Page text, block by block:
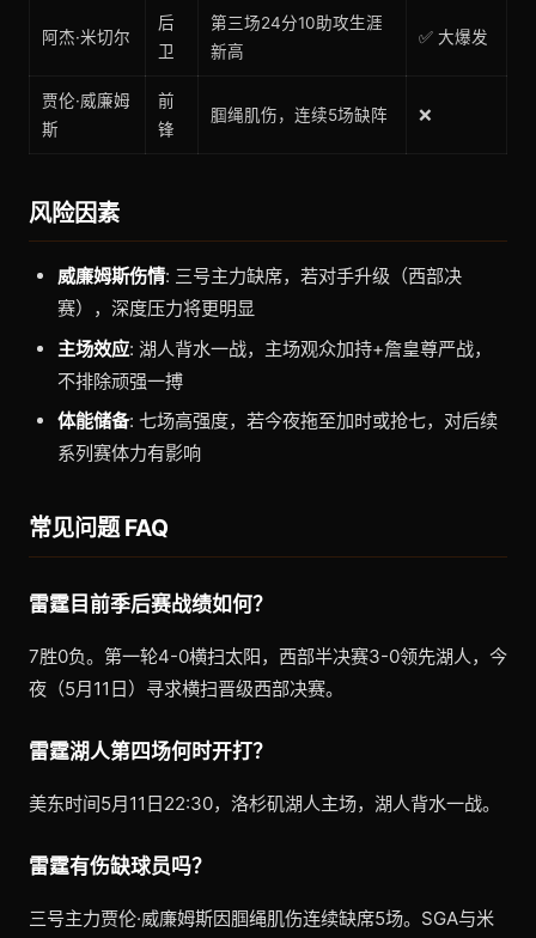
阿杰·米切尔
后
卫
第三场24分10助攻生涯
新高
✅ 大爆发
贾伦·威廉姆
斯
前
锋
腘绳肌伤，连续5场缺阵 ❌
风险因素
威廉姆斯伤情: 三号主力缺席，若对手升级（西部决
赛），深度压力将更明显
主场效应: 湖人背水一战，主场观众加持+詹皇尊严战，
不排除顽强一搏
体能储备: 七场高强度，若今夜拖至加时或抢七，对后续
系列赛体力有影响
常见问题 FAQ
雷霆目前季后赛战绩如何？
7胜0负。第一轮4-0横扫太阳，西部半决赛3-0领先湖人，今
夜（5月11日）寻求横扫晋级西部决赛。
雷霆湖人第四场何时开打？
美东时间5月11日22:30，洛杉矶湖人主场，湖人背水一战。
雷霆有伤缺球员吗？
三号主力贾伦·威廉姆斯因腘绳肌伤连续缺席5场。SGA与米